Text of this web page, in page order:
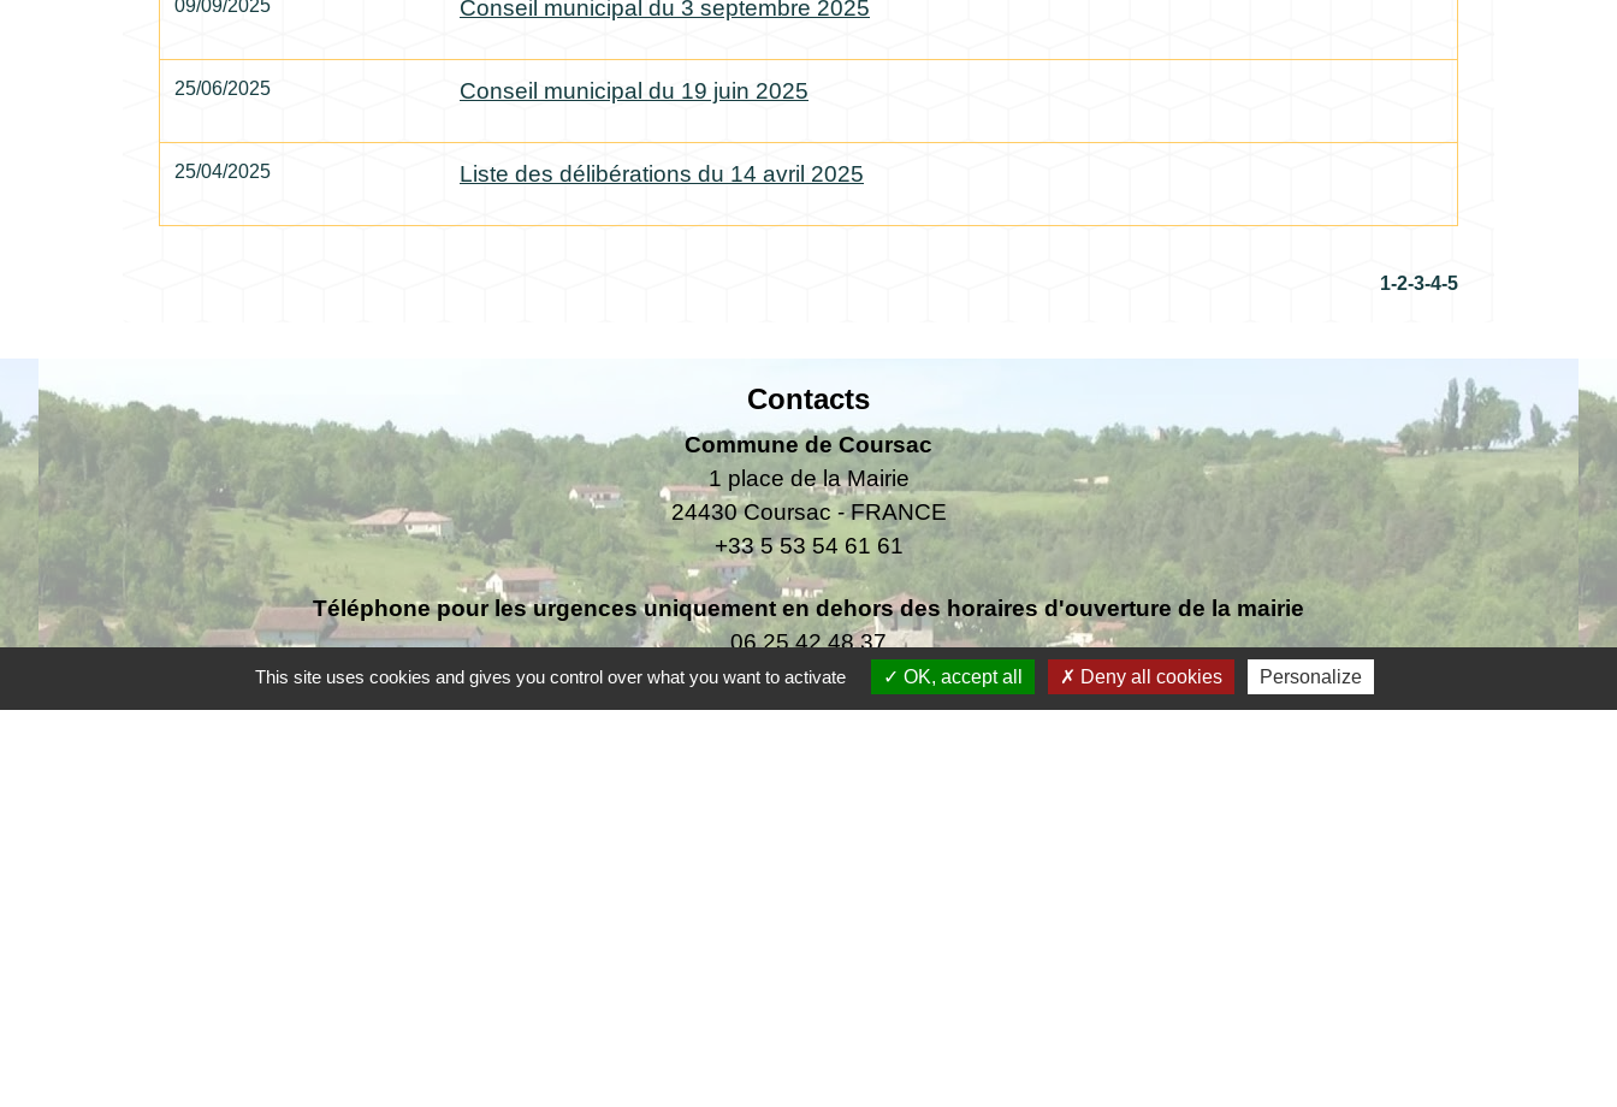
09/09/2025 Conseil municipal du 3 septembre 2025
25/06/2025 Conseil municipal du 19 juin 2025
25/04/2025 Liste des délibérations du 14 avril 2025
1-2-3-4-5
Contacts
Commune de Coursac
1 place de la Mairie
24430 Coursac - FRANCE
+33 5 53 54 61 61
Téléphone pour les urgences uniquement en dehors des horaires d'ouverture de la mairie
06.25.42.48.37
This site uses cookies and gives you control over what you want to activate OK, accept all Deny all cookies Personalize